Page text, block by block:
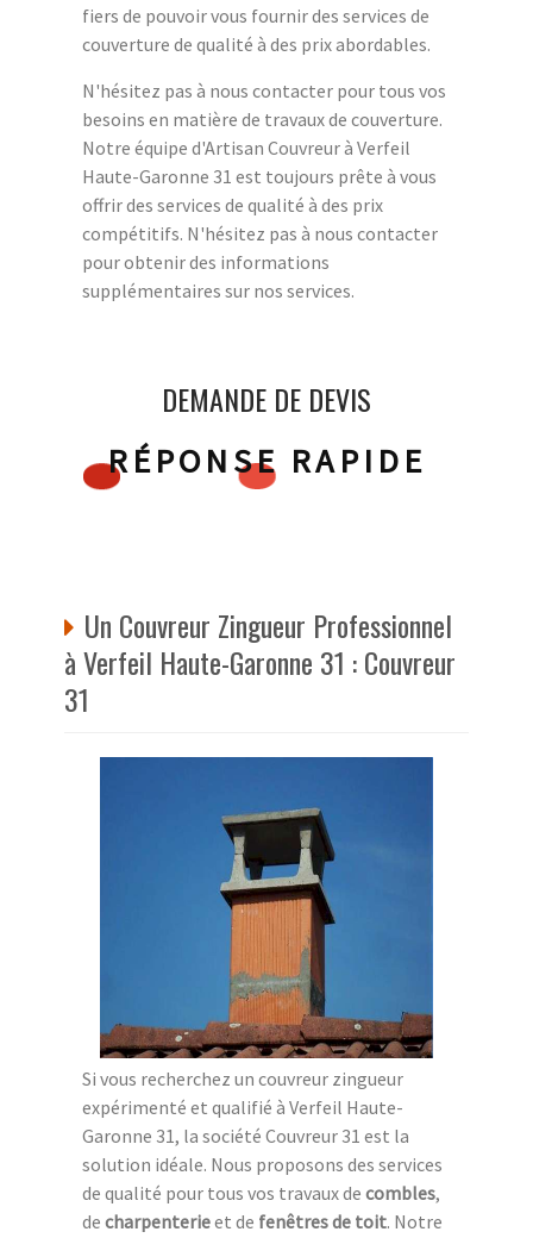
fiers de pouvoir vous fournir des services de
couverture de qualité à des prix abordables.
N'hésitez pas à nous contacter pour tous vos
besoins en matière de travaux de couverture.
Notre équipe d'Artisan Couvreur à Verfeil
Haute-Garonne 31 est toujours prête à vous
offrir des services de qualité à des prix
compétitifs. N'hésitez pas à nous contacter
pour obtenir des informations
supplémentaires sur nos services.
DEMANDE DE DEVIS
RÉPONSE RAPIDE
Un Couvreur Zingueur Professionnel
à Verfeil Haute-Garonne 31 : Couvreur
31
Si vous recherchez un couvreur zingueur
expérimenté et qualifié à Verfeil Haute-
Garonne 31, la société Couvreur 31 est la
solution idéale. Nous proposons des services
de qualité pour tous vos travaux de combles,
de charpenterieet de fenêtres de toit. Notre